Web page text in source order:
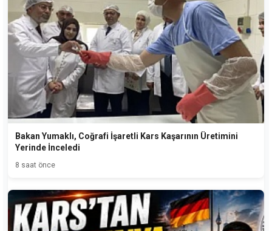
Bakan Yumaklı, Coğrafi İşaretli Kars Kaşarının Üretimini
Yerinde İnceledi
8 saat önce